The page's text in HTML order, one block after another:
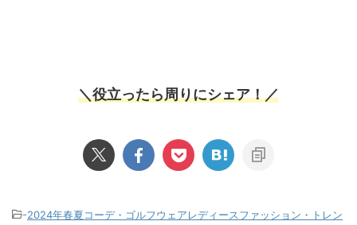
＼役立ったら周りにシェア！／
-2024年春夏コーデ・ゴルフウェアレディースファッション・トレン